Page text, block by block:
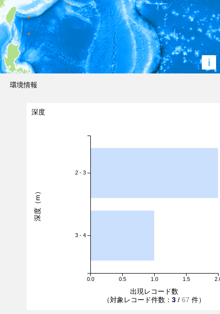
i
環境情報
深度
0.0 0.5 1.0 1.5
2 - 3
3 - 4
出現レコード数
（対象レコード件数： 3 / 67 件）
深度（m）